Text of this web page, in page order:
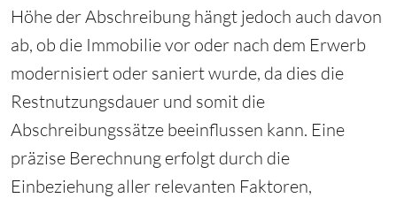
Höhe der Abschreibung hängt jedoch auch davon
ab, ob die Immobilie vor oder nach dem Erwerb
modernisiert oder saniert wurde, da dies die
Restnutzungsdauer und somit die
Abschreibungssätze beeinflussen kann. Eine
präzise Berechnung erfolgt durch die
Einbeziehung aller relevanten Faktoren,